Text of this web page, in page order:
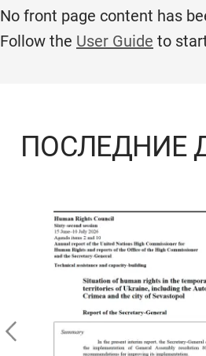
No front page content has
Follow the User Guide to
ПОСЛЕДНИЕ